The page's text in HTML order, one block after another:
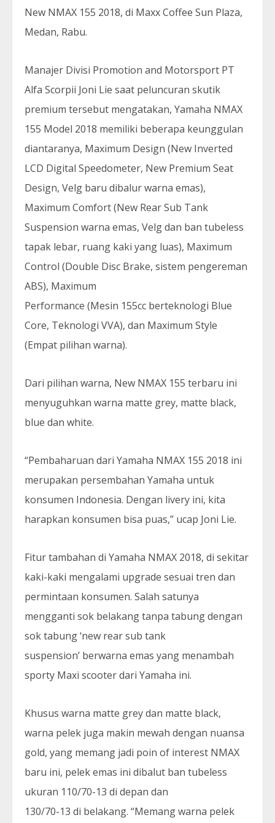
New NMAX 155 2018, di Maxx Coffee Sun Plaza,
Medan, Rabu.
Manajer Divisi Promotion and Motorsport PT
Alfa Scorpii Joni Lie saat peluncuran skutik
premium tersebut mengatakan, Yamaha NMAX
155 Model 2018 memiliki beberapa keunggulan
diantaranya, Maximum Design (New Inverted
LCD Digital Speedometer, New Premium Seat
Design, Velg baru dibalur warna emas),
Maximum Comfort (New Rear Sub Tank
Suspension warna emas, Velg dan ban tubeless
tapak lebar, ruang kaki yang luas), Maximum
Control (Double Disc Brake, sistem pengereman
ABS), Maximum
Performance (Mesin 155cc berteknologi Blue
Core, Teknologi VVA), dan Maximum Style
(Empat pilihan warna).
Dari pilihan warna, New NMAX 155 terbaru ini
menyuguhkan warna matte grey, matte black,
blue dan white.
“Pembaharuan dari Yamaha NMAX 155 2018 ini
merupakan persembahan Yamaha untuk
konsumen Indonesia. Dengan livery ini, kita
harapkan konsumen bisa puas,” ucap Joni Lie.
Fitur tambahan di Yamaha NMAX 2018, di sekitar
kaki-kaki mengalami upgrade sesuai tren dan
permintaan konsumen. Salah satunya
mengganti sok belakang tanpa tabung dengan
sok tabung ‘new rear sub tank
suspension’ berwarna emas yang menambah
sporty Maxi scooter dari Yamaha ini.
Khusus warna matte grey dan matte black,
warna pelek juga makin mewah dengan nuansa
gold, yang memang jadi poin of interest NMAX
baru ini, pelek emas ini dibalut ban tubeless
ukuran 110/70-13 di depan dan
130/70-13 di belakang. “Memang warna pelek